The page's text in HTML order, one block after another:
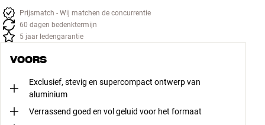
Prijsmatch - Wij matchen de concurrentie
60 dagen bedenktermijn
5 jaar ledengarantie
VOORS
Exclusief, stevig en supercompact ontwerp van
aluminium
Verrassend goed en vol geluid voor het formaat